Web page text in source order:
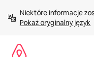
treści Pokaż oryginalny język